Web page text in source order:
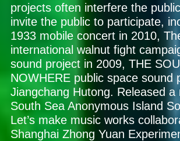
projects often interfere the
invite the public to participate,
1933 mobile concert in 2010,
international walnut fight
sound project in 2009, THE
NOWHERE public space sound
Jiangchang Hutong. Released a
South Sea Anonymous Island
Let’s make music works
Shanghai Zhong Yuan